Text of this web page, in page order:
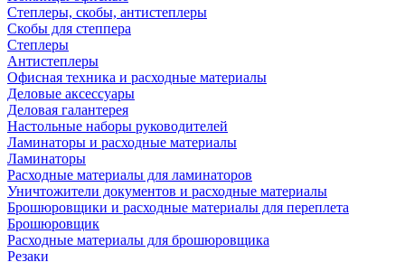
Степлеры, скобы, антистеплеры
Скобы для степпера
Степлеры
Антистеплеры
Офисная техника и расходные материалы
Деловые аксессуары
Деловая галантерея
Настольные наборы руководителей
Ламинаторы и расходные материалы
Ламинаторы
Расходные материалы для ламинаторов
Уничтожители документов и расходные материалы
Брошюровщики и расходные материалы для переплета
Брошюровщик
Расходные материалы для брошюровщика
Резаки